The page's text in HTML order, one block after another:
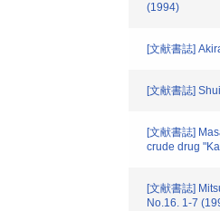
(1994)
[文献書誌]
[文献書誌]
[文献書誌]
crude drug
[文献書誌]
No.16. 1-7